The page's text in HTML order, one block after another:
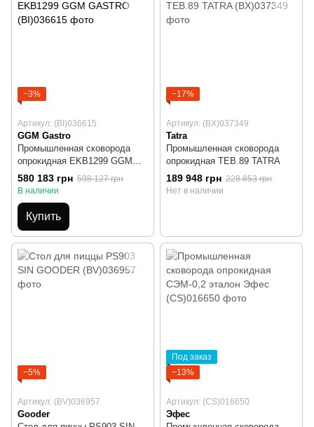
−3%
Артикул: (BI)036615
GGM Gastro
Промышленная сковорода
опрокидная EKB1299 GGM
GASTRO
580 183 грн 598 127 грн
В наличии
Купить
−17%
Артикул: (BX)037349
Tatra
Промышленная сковорода
опрокидная TEB.89 TATRA
189 948 грн 228 853 грн
Нет в наличии
−5%
Артикул: (BV)036957
Gooder
Под заказ
−13%
Артикул: (CS)016650
Эфес